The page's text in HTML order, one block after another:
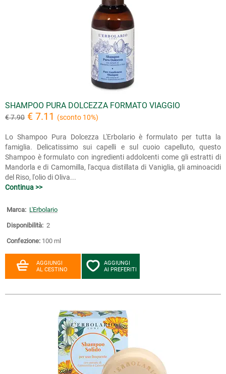
SHAMPOO PURA DOLCEZZA FORMATO VIAGGIO
€ 7.90 € 7.11 (sconto 10%)
Lo Shampoo Pura Dolcezza L'Erbolario è formulato per tutta la
famiglia. Delicatissimo sui capelli e sul cuoio capelluto, questo
Shampoo è formulato con ingredienti addolcenti come gli estratti di
Mandorla e di Camomilla, l'acqua distillata di Vaniglia, gli aminoacidi
del Riso, l'olio di Oliva...
Continua >>
Marca: L'Erbolario
Disponibilità: 2
Confezione: 100 ml
AGGIUNGI
AL CESTINO
AGGIUNGI
AI PREFERITI